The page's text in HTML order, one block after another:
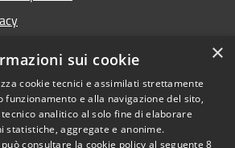
×
sui cookie
cookie tecnici e assimilati strettamente
funzionamento e alla navigazione del sito,
analitico al solo fine di elaborare
statistiche, aggregate e anonime.
consultare la cookie policy al seguente8